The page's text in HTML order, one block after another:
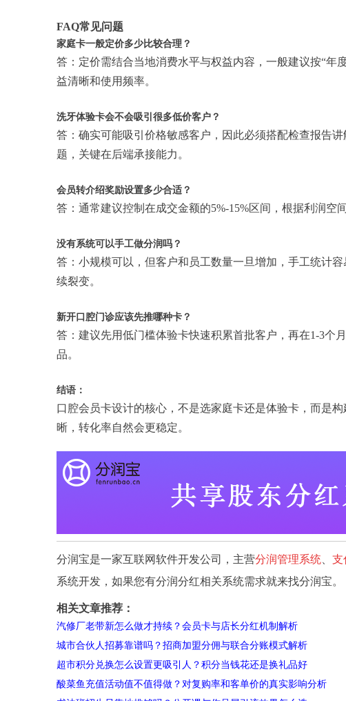
FAQ常见问题
家庭卡一般定价多少比较合理？
答：定价需结合当地消费水平与权益内容，一般建议按“年
益清晰和使用频率。
洗牙体验卡会不会吸引很多低价客户？
答：确实可能吸引价格敏感客户，因此必须搭配检查报告
题，关键在后端承接能力。
会员转介绍奖励设置多少合适？
答：通常建议控制在成交金额的5%-15%区间，根据利润空
没有系统可以手工做分润吗？
答：小规模可以，但客户和员工数量一旦增加，手工统计
续裂变。
新开口腔门诊应该先推哪种卡？
答：建议先用低门槛体验卡快速积累首批客户，再在1-3个
品。
结语：
口腔会员卡设计的核心，不是选家庭卡还是体验卡，而
晰，转化率自然会更稳定。
分润宝是一家互联网软件开发公司，主营分润管理系统 支
系统开发，如果您有分润分红相关系统需求就来找分润宝。
相关文章推荐：
汽修厂老带新怎么做才持续？会员卡与店长分红机制解析
城市合伙人招募靠谱吗？招商加盟分佣与联合分账模式解析
超市积分兑换怎么设置更吸引人？积分当钱花还是换礼品好
酸菜鱼充值活动值不值得做？对复购率和客单价的真实影响分析